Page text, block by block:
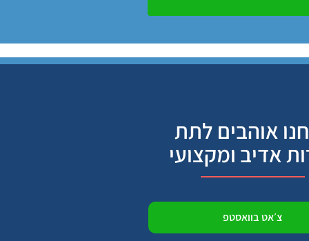
אוהבים לתת
אדיב ומקצועי
צ׳אט בוואסטפ